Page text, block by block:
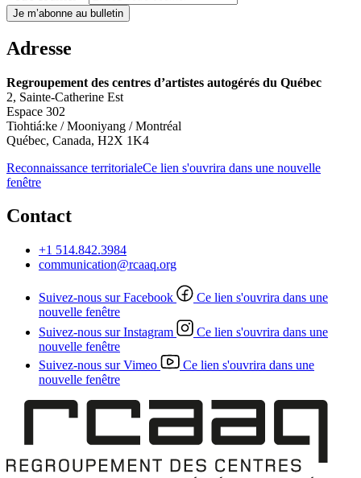
Je m’abonne au bulletin
Adresse
Regroupement des centres d’artistes autogérés du Québec
2, Sainte-Catherine Est
Espace 302
Tiohtiá:ke / Mooniyang / Montréal
Québec, Canada, H2X 1K4
Reconnaissance territorialeCe lien s'ouvrira dans une nouvelle
fenêtre
Contact
+1 514.842.3984
communication@rcaaq.org
Suivez-nous sur Facebook
Ce lien s'ouvrira dans une
nouvelle fenêtre
Suivez-nous sur Instagram
Ce lien s'ouvrira dans une
nouvelle fenêtre
Suivez-nous sur Vimeo
Ce lien s'ouvrira dans une
nouvelle fenêtre